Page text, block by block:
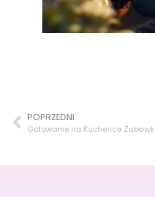
POPRZEDNI
Gotowanie na Kuchence